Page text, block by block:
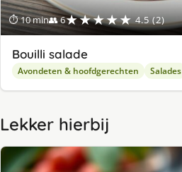
⏱ 10 min👥 6★★★★★ 4.5 (2)
Bouilli salade
Avondeten & hoofdgerechten Salades
Lekker hierbij